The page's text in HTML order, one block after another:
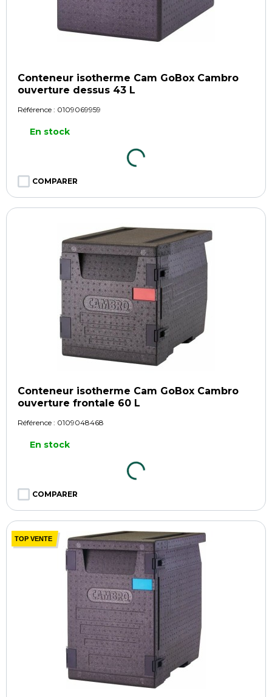
Conteneur isotherme Cam GoBox Cambro
ouverture dessus 43 L
Référence : 0109069959
En stock
COMPARER
Conteneur isotherme Cam GoBox Cambro
ouverture frontale 60 L
Référence : 0109048468
En stock
COMPARER
TOP VENTE